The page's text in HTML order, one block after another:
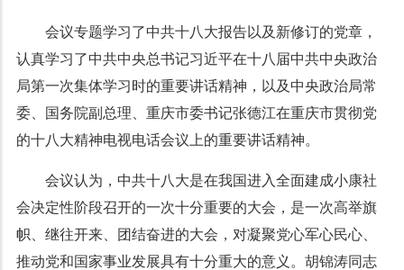
会议专题学习了中共十八大报告以及新修订的党章，
认真学习了中共中央总书记习近平在十八届中共中央政治
局第一次集体学习时的重要讲话精神，以及中央政治局常
委、国务院副总理、重庆市委书记张德江在重庆市贯彻党
的十八大精神电视电话会议上的重要讲话精神。
会议认为，中共十八大是在我国进入全面建成小康社
会决定性阶段召开的一次十分重要的大会，是一次高举旗
帜、继往开来、团结奋进的大会，对凝聚党心军心民心、
推动党和国家事业发展具有十分重大的意义。胡锦涛同志